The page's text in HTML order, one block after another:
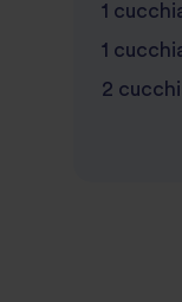
1
1
2